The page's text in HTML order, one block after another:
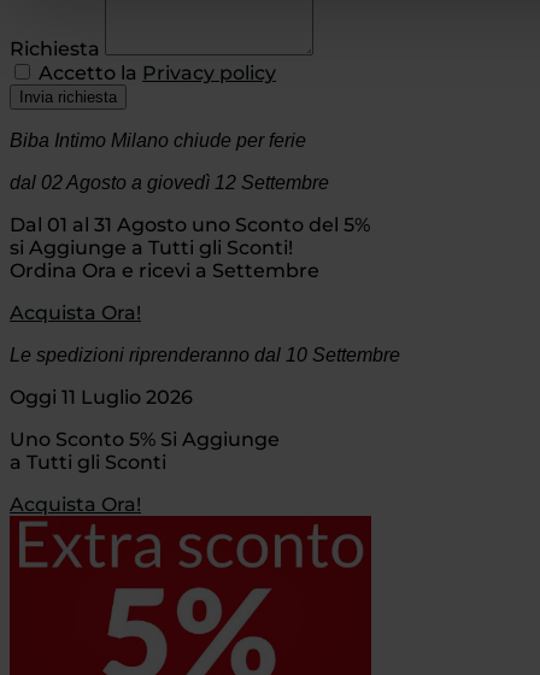
Richiesta
Accetto la Privacy policy
Invia richiesta
Biba Intimo Milano chiude per ferie
dal 02 Agosto a giovedì 12 Settembre
Dal 01 al 31 Agosto uno Sconto del 5%
si Aggiunge a Tutti gli Sconti!
Ordina Ora e ricevi a Settembre
Acquista Ora!
Le spedizioni riprenderanno dal 10 Settembre
Oggi 11 Luglio 2026
Uno Sconto 5% Si Aggiunge
a Tutti gli Sconti
Acquista Ora!